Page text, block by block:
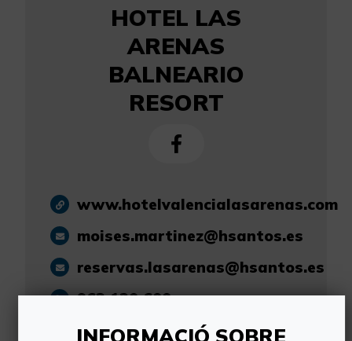
HOTEL LAS
ARENAS
BALNEARIO
RESORT
www.hotelvalencialasarenas.com
moises.martinez@hsantos.es
reservas.lasarenas@hsantos.es
963 120 600
INFORMACIÓ SOBRE